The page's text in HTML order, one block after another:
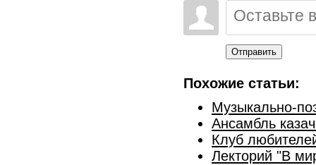
Отправить
Похожие статьи:
Музыкально-
Ансамбль
Клуб
Лекторий "В